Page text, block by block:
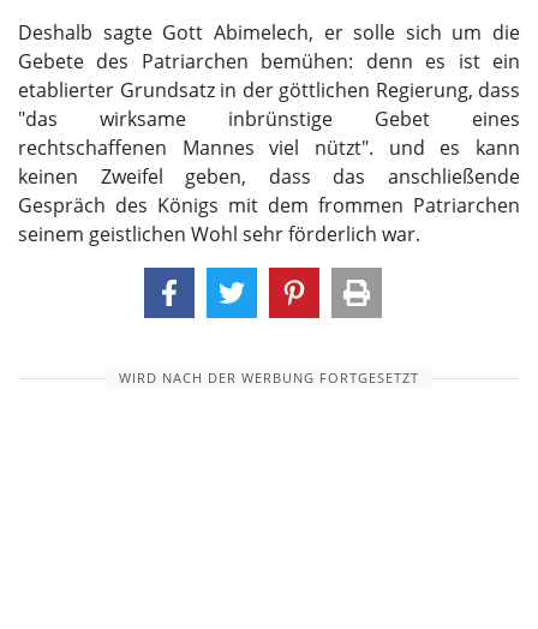
Deshalb sagte Gott Abimelech, er solle sich um die
Gebete des Patriarchen bemühen: denn es ist ein
etablierter Grundsatz in der göttlichen Regierung, dass
"das wirksame inbrünstige Gebet eines
rechtschaffenen Mannes viel nützt". und es kann
keinen Zweifel geben, dass das anschließende
Gespräch des Königs mit dem frommen Patriarchen
seinem geistlichen Wohl sehr förderlich war.
WIRD NACH DER WERBUNG FORTGESETZT